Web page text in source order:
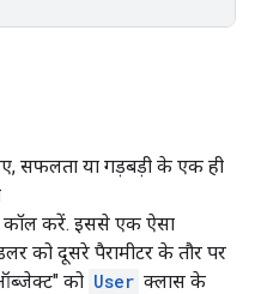
सफलता या गड़बड़ी के एक ही
कॉल करें. इससे एक ऐसा
को दूसरे पैरामीटर के तौर पर
को User क्लास के